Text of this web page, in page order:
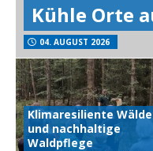
Kühle Orte
04. AUGUST 2026
Klimaresiliente
und nachhaltige
Waldpflege